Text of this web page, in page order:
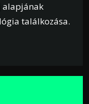
alapjának
találkozása.